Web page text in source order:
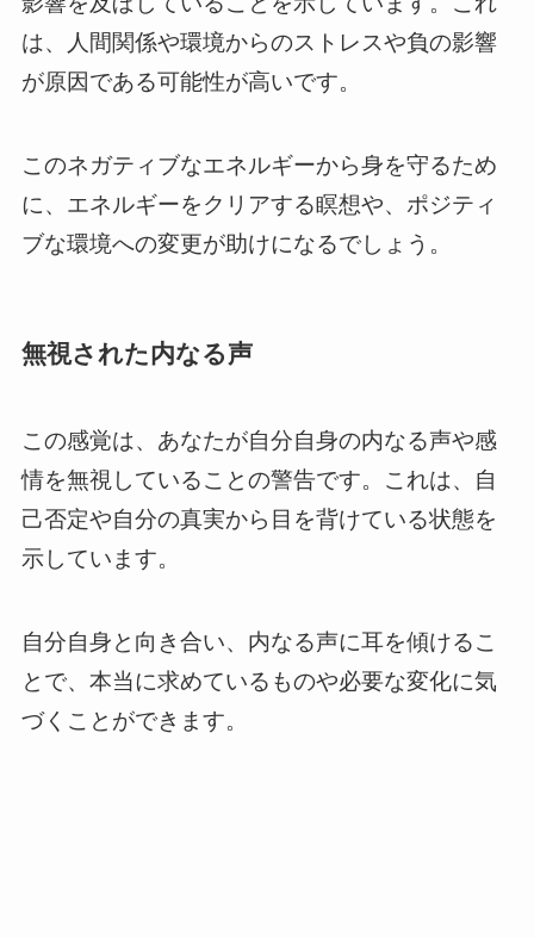
は、人間関係や環境からのストレスや負の影響
が原因である可能性が高いです。
このネガティブなエネルギーから身を守るため
に、エネルギーをクリアする瞑想や、ポジティ
ブな環境への変更が助けになるでしょう。
無視された内なる声
この感覚は、あなたが自分自身の内なる声や感
情を無視していることの警告です。これは、自
己否定や自分の真実から目を背けている状態を
示しています。
自分自身と向き合い、内なる声に耳を傾けるこ
とで、本当に求めているものや必要な変化に気
づくことができます。